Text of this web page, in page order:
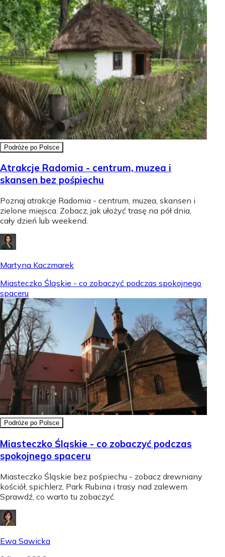
Podróże po Polsce
Atrakcje Radomia - centrum, muzea i
skansen bez pośpiechu
Poznaj atrakcje Radomia - centrum, muzea, skansen i
zielone miejsca. Zobacz, jak ułożyć trasę na pół dnia,
cały dzień lub weekend.
Martyna Kaczmarek
Miasteczko Śląskie - co zobaczyć podczas spokojnego
spaceru
Podróże po Polsce
Miasteczko Śląskie - co zobaczyć podczas
spokojnego spaceru
Miasteczko Śląskie bez pośpiechu - zobacz drewniany
kościół, spichlerz, Park Rubina i trasy nad zalewem.
Sprawdź, co warto tu zobaczyć.
Ewa Sawicka